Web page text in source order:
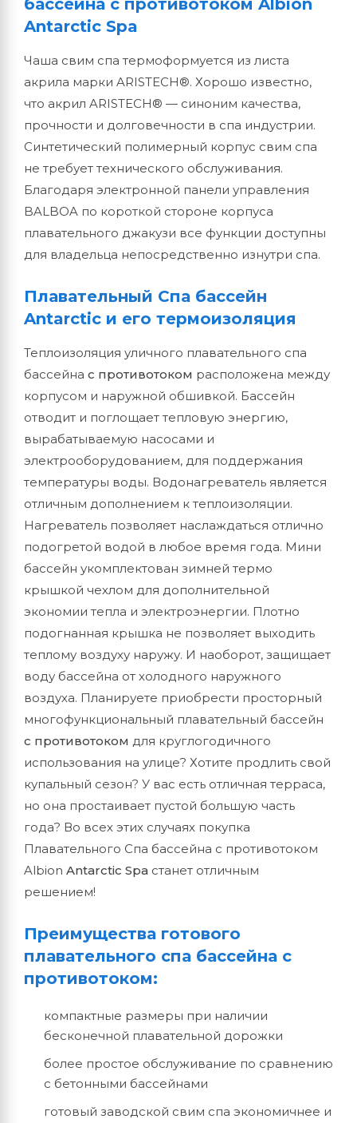
бассейна с противотоком Albion
Antarctic Spa
Чаша свим спа термоформуется из листа
акрила марки ARISTECH®. Хорошо известно,
что акрил ARISTECH® — синоним качества,
прочности и долговечности в спа индустрии.
Синтетический полимерный корпус свим спа
не требует технического обслуживания.
Благодаря электронной панели управления
BALBOA по короткой стороне корпуса
плавательного джакузи все функции доступны
для владельца непосредственно изнутри спа.
Плавательный Спа бассейн
Antarctic и его термоизоляция
Теплоизоляция уличного плавательного спа
бассейна с противотоком расположена между
корпусом и наружной обшивкой. Бассейн
отводит и поглощает тепловую энергию,
вырабатываемую насосами и
электрооборудованием, для поддержания
температуры воды. Водонагреватель является
отличным дополнением к теплоизоляции.
Нагреватель позволяет наслаждаться отлично
подогретой водой в любое время года. Мини
бассейн укомплектован зимней термо
крышкой чехлом для дополнительной
экономии тепла и электроэнергии. Плотно
подогнанная крышка не позволяет выходить
теплому воздуху наружу. И наоборот, защищает
воду бассейна от холодного наружного
воздуха. Планируете приобрести просторный
многофункциональный плавательный бассейн
с противотоком для круглогодичного
использования на улице? Хотите продлить свой
купальный сезон? У вас есть отличная терраса,
но она простаивает пустой большую часть
года? Во всех этих случаях покупка
Плавательного Спа бассейна с противотоком
Albion Antarctic Spa станет отличным
решением!
Преимущества готового
плавательного спа бассейна с
противотоком:
компактные размеры при наличии
бесконечной плавательной дорожки
более простое обслуживание по сравнению
с бетонными бассейнами
готовый заводской свим спа экономичнее и